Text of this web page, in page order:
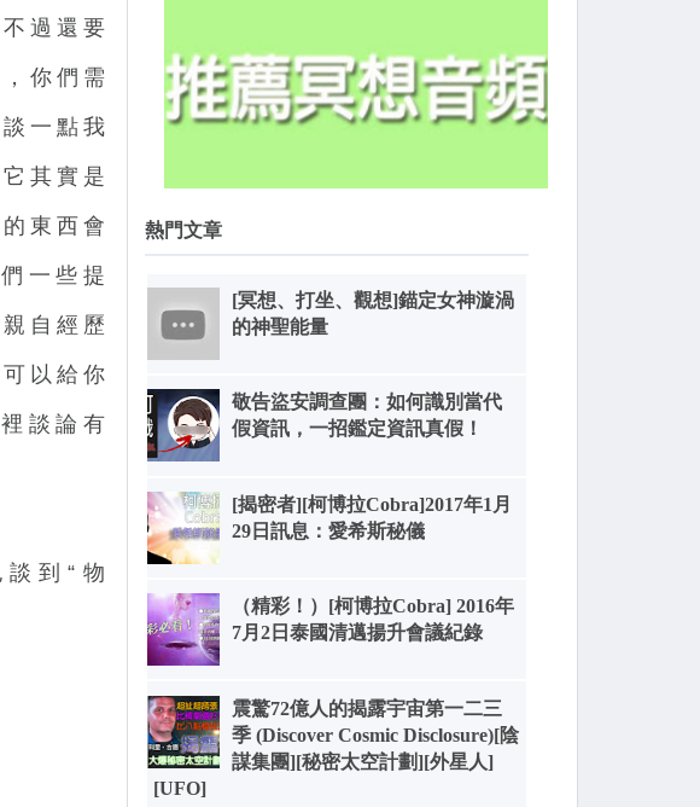
過還要
你們需
一點我
其實是
東西會
一些提
自經歷
以給你
談論有
到“物
熱門文章
[冥想、打坐、觀想]錨定女神漩渦
的神聖能量
敬告盜安調查團：如何識別當代
假資訊，一招鑑定資訊真假！
[揭密者][柯博拉Cobra]2017年1月
29日訊息：愛希斯秘儀
（精彩！）[柯博拉Cobra] 2016年
7月2日泰國清邁揚升會議紀錄
震驚72億人的揭露宇宙第一二三
季 (Discover Cosmic Disclosure)[陰
謀集團][秘密太空計劃][外星人]
[UFO]